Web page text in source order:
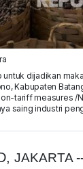
dijadikan
Kabupaten
tariff measures /
saing industri
JAKARTA